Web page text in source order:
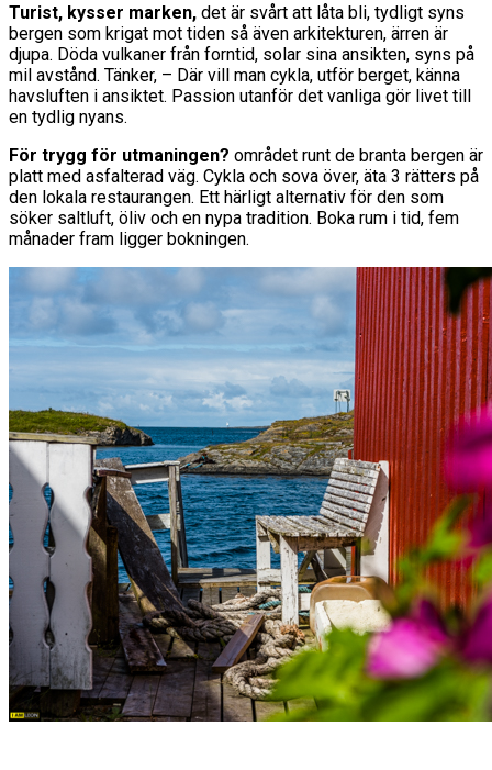
Turist, kysser marken, det är svårt att låta bli, tydligt syns
bergen som krigat mot tiden så även arkitekturen, ärren är
djupa. Döda vulkaner från forntid, solar sina ansikten, syns på
mil avstånd. Tänker, – Där vill man cykla, utför berget, känna
havsluften i ansiktet. Passion utanför det vanliga gör livet till
en tydlig nyans.
För trygg för utmaningen? området runt de branta bergen är
platt med asfalterad väg. Cykla och sova över, äta 3 rätters på
den lokala restaurangen. Ett härligt alternativ för den som
söker saltluft, öliv och en nypa tradition. Boka rum i tid, fem
månader fram ligger bokningen.